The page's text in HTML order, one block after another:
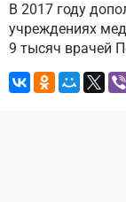
В 2017 году
учреждениях
9 тысяч врачей